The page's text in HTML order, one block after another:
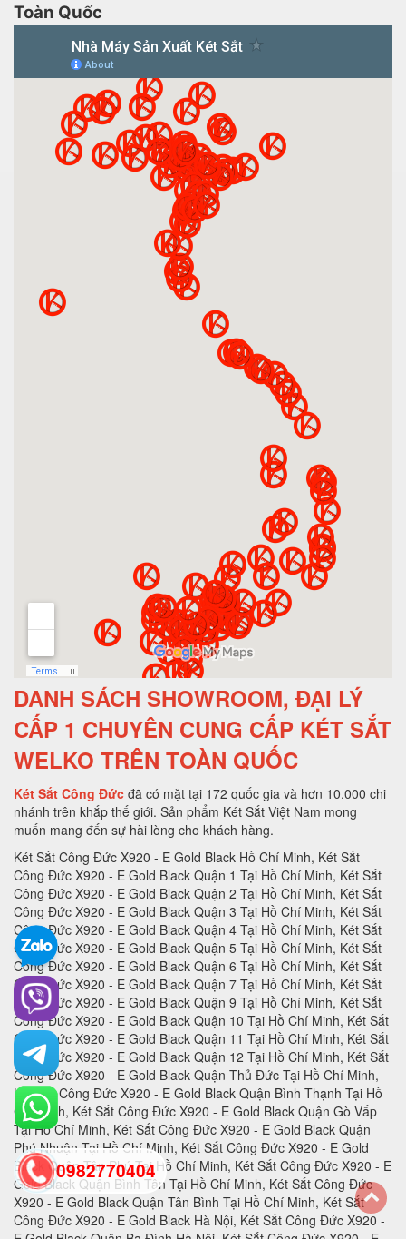
Toàn Quốc
DANH SÁCH SHOWROOM, ĐẠI LÝ
CẤP 1 CHUYÊN CUNG CẤP KÉT SẮT
WELKO TRÊN TOÀN QUỐC
Két Sắt Công Đức đã có mặt tại 172 quốc gia và hơn 10.000 chi
nhánh trên khắp thế giới. Sản phẩm Két Sắt Việt Nam mong
muốn mang đến sự hài lòng cho khách hàng.
Két Sắt Công Đức X920 - E Gold Black Hồ Chí Minh, Két Sắt Công Đức X920 - E Gold Black Quận 1 Tại Hồ Chí Minh, Két Sắt Công Đức X920 - E Gold Black Quận 2 Tại Hồ Chí Minh, Két Sắt Công Đức X920 - E Gold Black Quận 3 Tại Hồ Chí Minh, Két Sắt Công Đức X920 - E Gold Black Quận 4 Tại Hồ Chí Minh, Két Sắt Công Đức X920 - E Gold Black Quận 5 Tại Hồ Chí Minh, Két Sắt Công Đức X920 - E Gold Black Quận 6 Tại Hồ Chí Minh, Két Sắt Công Đức X920 - E Gold Black Quận 7 Tại Hồ Chí Minh, Két Sắt Công Đức X920 - E Gold Black Quận 9 Tại Hồ Chí Minh, Két Sắt Công Đức X920 - E Gold Black Quận 10 Tại Hồ Chí Minh, Két Sắt Công Đức X920 - E Gold Black Quận 11 Tại Hồ Chí Minh, Két Sắt Công Đức X920 - E Gold Black Quận 12 Tại Hồ Chí Minh, Két Sắt Công Đức X920 - E Gold Black Quận Thủ Đức Tại Hồ Chí Minh, Két Sắt Công Đức X920 - E Gold Black Quận Bình Thạnh Tại Hồ Chí Minh, Két Sắt Công Đức X920 - E Gold Black Quận Gò Vấp Tại Hồ Chí Minh, Két Sắt Công Đức X920 - E Gold Black Quận Phú Nhuận Tại Hồ Chí Minh, Két Sắt Công Đức X920 - E Gold Black Quận Tân Phú Tại Hồ Chí Minh, Két Sắt Công Đức X920 - E Gold Black Quận Bình Tân Tại Hồ Chí Minh, Két Sắt Công Đức X920 - E Gold Black Quận Tân Bình Tại Hồ Chí Minh, Két Sắt Công Đức X920 - E Gold Black Hà Nội, Két Sắt Công Đức X920 - E Gold Black Quận Ba Đình Hà Nội, Két Sắt Công Đức X920 - E Gold Black Quận Hoàn Kiếm Hà Nội, Két Sắt Công Đức X920 - E Gold Black Quận Hai Bà Trưng Hà Nội, Két Sắt Công Đức X920 - E Gold Black Quận Đống Đa Hà Nội, Két Sắt Công Đức X920 - E Gold Black Quận Tây Hồ Hà Nội, Két Sắt Công Đức X920 - E Gold Black Quận Đống Đa Hà Nội, Két Sắt Công Đức X920 - E Gold Black Quận Thanh Xuân Hà Nội, Két Sắt Công Đức X920 - E Gold Black Quận Hoàng Mai Hà Nội, Két Sắt Công Đức X920 - E Gold Black Quận Long Biên Hà Nội, Két Sắt Công Đức X920 - E Gold Black Quận Đống Đa Hà Nội, Két Sắt Công Đức X920 - E Gold Black Huyện Thanh Trì Hà Nội, Két Sắt Công Đức X920 - E Gold Black Huyện Gia Lâm Hà Nội, Két Sắt Công Đức X920 - E Gold Black Huyện Đông Anh Hà Nội, Két Sắt Công Đức X920 - E Gold Black Huyện Sóc Sơn Hà Nội, Két Sắt Công Đức X920 - E Gold Black Quận Hà Đông Hà Nội, Két Sắt Công Đức X920 - E Gold Black Thị xã Sơn Tây Hà Nội, Két Sắt Công Đức X920 - E Gold Black Huyện Ba Vì Hà Nội, Két Sắt Công Đức X920 - E Gold Black Huyện Phúc Thọ Hà Nội, Két Sắt Công Đức X920 - E Gold Black Huyện Thạch Thất Hà Nội, Két Sắt Công Đức X920 - E Gold Black Huyện Quốc Oai Hà Nội, Két Sắt Công Đức X920 - E Gold Black Huyện Chương Mỹ Hà Nội, Két Sắt Công Đức X920 - E Gold Black Huyện Đan Phượng Hà Nội, Két Sắt Công Đức X920 - E Gold Black Huyện Hoài Đức Hà Nội, Két Sắt Công Đức X920 - E Gold Black Huyện Thanh Oai Hà Nội, Két Sắt Công Đức X920 - E Gold Black Huyện Mỹ Đức Hà Nội, Két Sắt Công Đức X920 - E Gold Black Huyện Ứng Hoà Hà Nội, Két Sắt Công Đức X920 - E Gold Black Huyện Thường Tín Hà Nội, Két Sắt Công Đức X920 - E Gold Black Huyện Phú Xuyên Hà Nội, Két Sắt Công Đức X920 - E Gold Black Huyện Mê Linh Hà Nội, Két Sắt Công Đức X920 - E Gold Black Quận Nam Từ Liên Hà Nội, Két Sắt Công Đức X920 - E Gold Black An Giang, Két Sắt Công Đức X920 - E Gold Black Thành phố Long Xuyên Tỉnh An Giang, Két Sắt Công Đức X920 - E Gold Black Thành phố Châu Đốc Tỉnh An Giang, Két Sắt Công Đức X920 - E Gold Black Huyện An Phú Tỉnh An Giang, Két Sắt Công Đức X920 - E Gold Black Thị xã Tân Châu, Két Sắt Công Đức X920 - E Gold Black Huyện Phú Tân, Két Sắt Công Đức X920 - E Gold Black Huyện Châu Phú, Két Sắt Công Đức X920 - E Gold Black Huyện Tịnh Biên, Két Sắt Công Đức X920 - E Gold Black Huyện Tri Tôn, Két Sắt Công Đức X920 - E Gold Black Huyện Châu Thành Tỉnh An Giang, Két Sắt Công Đức X920 - E Gold Black Huyện Chợ Mới Tỉnh An Giang, Két Sắt Công Đức X920 - E Gold Black Huyện Thoại Sơn Tỉnh An Giang, Két Sắt Công Đức X920 - E Gold Black Vũng Tàu, Két Sắt Công Đức X920 - E Gold Black Thành phố Vũng Tàu Tại Bà Rịa - Vũng Tàu, Két Sắt Công Đức X920 - E Gold Black Thành phố Bà Rịa Tại Bà Rịa - Vũng Tàu, Két Sắt Công Đức X920 - E Gold Black Huyện Châu Đức Tại Bà Rịa - Vũng Tàu, Két Sắt Công Đức X920 - E Gold Black Huyện Xuyên Mộc Tại Bà Rịa - Vũng Tàu, Két Sắt Công Đức X920 - E Gold Black Huyện Long Điền Tại Bà Rịa - Két Sắt Công Đức X920 - E Gold Black Cần Thơ, Két Sắt Công Đức X920 - E Gold Black Tại Thành phố Cần Thơ Tỉnh Cần Thơ, Két Sắt Công Đức X920 - E Gold Black Tại Quận Ninh Kiều Tỉnh Cần Thơ, Két Sắt Công Đức X920 - E Gold Black Tại Quận Ô Môn Tỉnh Cần Thơ, Két Sắt Công Đức X920 - E Gold Black Tại Quận Bình Thuỷ Tỉnh Cần Thơ, Két Sắt Công Đức X920 - E Gold Black Tại Quận Cái Răng Tỉnh Cần Thơ, Két Sắt Công Đức X920 - E Gold Black Tại Quận Thốt Nốt Tỉnh Cần Thơ, Két Sắt Công Đức X920 - E Gold Black Tại Huyện Vĩnh Thạnh Tỉnh Cần Thơ, Két Sắt Công Đức X920 - E Gold Black Tại Huyện Cờ Đỏ Tỉnh Cần Thơ, Két Sắt Công Đức X920 - E Gold Black Tại Huyện Phong Điền Tỉnh Cần Thơ, Két Sắt Công Đức X920 - E Gold Black Tại Huyện Thới Lai Tỉnh Cần Thơ, Két Sắt Công Đức X920 - E Gold Black Đà Nẵng, Két Sắt Công Đức X920 - E Gold Black Tại Thành phố Đà Nẵng Tỉnh Đà Nẵng, Két Sắt Công Đức X920 - E Gold Black Tại Quận Liên Chiểu Tỉnh Đà Nẵng, Két Sắt Công Đức X920 - E Gold Black Tại Quận Thanh Khê Tỉnh Đà Nẵng, Két Sắt Công Đức X920 - E Gold Black Tại Quận Hải Châu Tỉnh Đà Nẵng, Két Sắt Công Đức X920 - E Gold Black Tại Quận Sơn Trà Tỉnh Đà Nẵng, Két Sắt Công Đức X920 - E Gold Black Tại Quận Ngũ Hành Sơn Tỉnh Đà Nẵng, Két Sắt Công Đức X920 - E Gold Black Tại Quận Cẩm Lệ Tỉnh Đà Nẵng, Két Sắt Công Đức X920 - E Gold Black TạiHuyện Hòa Vang Tỉnh Đà Nẵng, Két Sắt Công Đức X920 - E Gold Black Đắk Lắk, Két Sắt Công Đức X920 - E Gold Black Tại Thành phố Buôn Ma Thuột Tỉnh Đắk Lắk, Két Sắt Công Đức X920 - E Gold Black Tại Thị xã Buôn Hồ Tỉnh Đắk Lắk, Két Sắt Công Đức X920 - E Gold Black Tại Huyện Buôn Đôn Tỉnh Đắk Lắk, Két Sắt Công Đức X920 - E Gold Black Tại Huyện Cư Kuin Tỉnh Đắk Lắk, Két Sắt Công Đức X920 - E Gold Black Tại Huyện Cư M’gar Tỉnh Đắk Lắk, Két Sắt Công Đức X920 - E Gold Black Tại Huyện Ea H’leo Tỉnh Đắk Lắk, Két Sắt Công Đức X920 - E Gold Black Tại Huyện Ea Kar Tỉnh Đắk Lắk, Két Sắt Công Đức X920 - E Gold Black Tại Huyện Ea Súp Tỉnh Đắk Lắk, Két Sắt Công Đức X920 - E Gold Black Tại Huyện Krông Ana Tỉnh Đắk Lắk, Két Sắt Công Đức X920 - E Gold Black Tại Huyện Krông Bông Tỉnh Đắk Lắk, Két Sắt Công Đức X920 - E Gold Black Tại Huyện Krông Búk Tỉnh Đắk Lắk, Két Sắt Công Đức X920 - E Gold Black Tại Huyện Krông Năng Tỉnh Đắk Lắk, Két Sắt Công Đức X920 - E Gold Black Tại Huyện Krông Pắk Tỉnh Đắk Lắk, Két Sắt Công Đức X920 - E Gold Black Tại Huyện Lắk Tỉnh Đắk Lắk, Két Sắt Công Đức X920 - E Gold Black Tại Huyện M’Đrắk Tỉnh Đắk Lắk, Két Sắt Công Đức X920 - E Gold Black Đắk Nông, Két Sắt Công Đức X920 - E Gold Black Tại Thành phố Gia Nghĩa Tỉnh Đắk Nông, Két Sắt Công Đức X920 - E Gold Black Tại Huyện Cư Jút Tỉnh Đắk Nông, Két Sắt Công Đức X920 - E Gold Black Tại Huyện Đắk Glong Tỉnh Đắk Nông, Két Sắt Công Đức X920 - E Gold Black Tại Huyện Đắk Mil Tỉnh Đắk Nông, Két Sắt Công Đức X920 - E Gold Black Tại Huyện Đắk R’lấp Tỉnh Đắk Nông, Két Sắt Công Đức X920 - E Gold Black Tại Huyện Đắk Song Tỉnh Đắk Nông, Két Sắt Công Đức X920 - E Gold Black Tại Huyện Krông Nô Tỉnh Đắk Nông, Két Sắt Công Đức X920 - E Gold Black Tại Huyện Tuy Đức Tỉnh Đắk Nông, Két Sắt Công Đức X920 - E Gold Black Đồng Nai, Két Sắt Công Đức X920 - E Gold Black Tại Thành phố Biên Hòa Tỉnh Đồng Nai, Két Sắt Công Đức X920 - E Gold Black Tại Thành phố Long Khánh Tỉnh Đồng Nai, Két Sắt Công Đức X920 - E Gold Black Tại Huyện Cẩm Mỹ Tỉnh Đồng Nai, Két Sắt Công Đức X920 - E Gold Black Tại Huyện Định Quán Tỉnh Đồng Nai, Két Sắt Công Đức X920 - E Gold Black Tại Huyện Long Thành Tỉnh Đồng Nai, Két Sắt Công Đức X920 - E Gold Black Tại Huyện Nhơn Trạch Tỉnh Đồng Nai, Két Sắt Công Đức X920 - E Gold Black Tại Huyện Tân Phú Tỉnh Đồng Nai, Két Sắt Công Đức X920 - E Gold Black Tại Huyện Thống Nhất Tỉnh Đồng Nai, Két Sắt Công Đức X920 - E Gold Black Tại Huyện Trảng Bom Tỉnh Đồng Nai, Két Sắt Công Đức X920 - E Gold Black Tại Huyện Vĩnh Cửu Tỉnh Đồng Nai, Két Sắt Công Đức X920 - E Gold Black Tại Huyện Xuân Lộc Tỉnh Đồng Nai, Két Sắt Công Đức X920 - E Gold Black Biên Hòa, Két Sắt Công Đức X920 - E Gold Black Đồng Tháp, Két Sắt Công Đức X920 - E Gold Black Tại Thành phố Cao Lãnh Tỉnh Đồng Tháp, Két Sắt Công Đức X920 - E Gold Black Tại Thành phố Sa Đéc Tỉnh Đồng Tháp, Két Sắt Công Đức X920 - E Gold Black Tại Thị xã Hồng Ngự Tỉnh Đồng Tháp, Két Sắt Công Đức X920 - E Gold Black Tại Huyện Cao Lãnh Tỉnh Đồng Tháp, Két Sắt Công Đức X920 - E Gold Black Tại Huyện Châu Thành Tỉnh Đồng Tháp, Két Sắt Công Đức X920 - E Gold Black Tại Huyện Hồng Ngự Tỉnh Đồng Tháp, Két Sắt Công Đức X920 - E Gold Black Tại Huyện Lai Vung Tỉnh Đồng Tháp, Két Sắt Công Đức X920 - E Gold Black Tại Huyện Lấp Vò Tỉnh Đồng Tháp, Két Sắt Công Đức X920 - E Gold Black Tại Huyện Tam Nông Tỉnh Đồng Tháp, Két Sắt Công Đức X920 - E Gold Black Tại Huyện Tân Hồng Tỉnh Đồng Tháp, Két Sắt Công Đức X920 - E Gold Black Tại Huyện Thanh Bình Tỉnh Đồng Tháp, Két Sắt Công Đức X920 - E Gold Black Tại Huyện Tháp Mười Tỉnh Đồng Tháp, Két Sắt Công Đức X920 - E Gold Black Tại Thành phố Điện Biên Phủ Tỉnh Điện Biên, Két Sắt Công Đức X920 - E Gold Black Tại Thị xã Mường Lay Tỉnh Điện Biên, Két Sắt Công Đức X920 - E Gold Black Tại Huyện Điện Biên Tỉnh Điện Biên, Két Sắt Công Đức X920 - E Gold Black Tại Huyện Điện Biên Đông Tỉnh Điện Biên, Két Sắt Công Đức X920 - E Gold Black Tại Huyện Mường Ảng Tỉnh Điện Biên, Két Sắt Công Đức X920 - E Gold Black Tại Huyện Mường Chà Tỉnh Điện Biên, Két Sắt Công Đức X920 - E Gold Black Tại Huyện Mường Nhé Tỉnh Điện Biên, Két Sắt Công Đức X920 - E Gold Black Tại Huyện Nậm Pồ Tỉnh Điện Biên, Két Sắt Công Đức X920 - E Gold Black Tại Huyện Tủa Chùa Tỉnh Điện Biên, Két Sắt Công Đức X920 - E Gold Black Tại Huyện Tuần Giáo Tỉnh Điện Biên, Két Sắt Công Đức X920 - E Gold Black Điện Biên, Két Sắt Công Đức X920 - E Gold Black Gia Lai, Két Sắt Công Đức X920 - E Gold Black Tại Thành phố Pleiku Tỉnh Gia Lai, Két Sắt Công Đức X920 - E Gold B
0982770404
back